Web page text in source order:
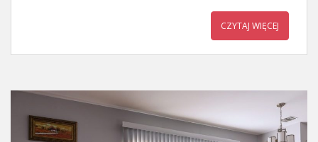
CZYTAJ WIĘCEJ